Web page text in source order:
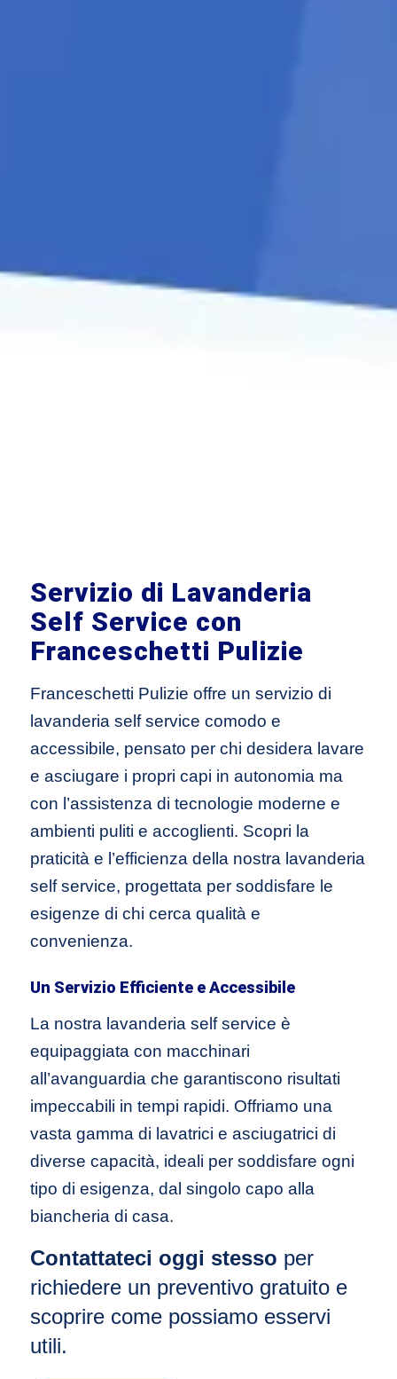
Servizio di Lavanderia
Self Service con
Franceschetti Pulizie
Franceschetti Pulizie offre un servizio di
lavanderia self service comodo e
accessibile, pensato per chi desidera lavare
e asciugare i propri capi in autonomia ma
con l’assistenza di tecnologie moderne e
ambienti puliti e accoglienti. Scopri la
praticità e l’efficienza della nostra lavanderia
self service, progettata per soddisfare le
esigenze di chi cerca qualità e
convenienza.
Un Servizio Efficiente e Accessibile
La nostra lavanderia self service è
equipaggiata con macchinari
all’avanguardia che garantiscono risultati
impeccabili in tempi rapidi. Offriamo una
vasta gamma di lavatrici e asciugatrici di
diverse capacità, ideali per soddisfare ogni
tipo di esigenza, dal singolo capo alla
biancheria di casa.
Contattateci oggi stesso per
richiedere un preventivo gratuito e
scoprire come possiamo esservi
utili.